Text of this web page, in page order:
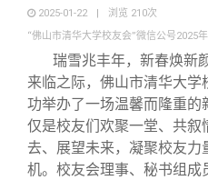
年级联络
院系校友工
专业委员会
捐赠项目
捐赠新闻
捐赠纪事
媒体平台
《清华校友
《水木清华
百年清华
清华人物
校友服务
2025-01-22 | 浏览 210次
“佛山市清华大学校友会”微信公号2025
瑞雪兆丰年，新春焕新
来临之际，佛山市清华大学
功举办了一场温馨而隆重的
仅是校友们欢聚一堂、共叙
去、展望未来，凝聚校友力
机。校友会理事、秘书组